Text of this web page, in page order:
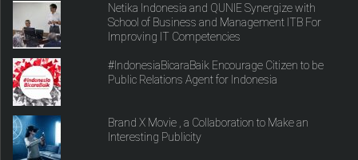
Netika Indonesia and QUNIE Synergize with
School of Business and Management ITB For
Improving IT Competencies
#IndonesiaBicaraBaik Encourage Citizen to be
Public Relations Agent for Indonesia
Brand X Movie , a Collaboration to Make an
Interesting Publicity